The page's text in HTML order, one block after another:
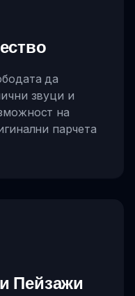
да
звуци и
на
парчета
Пейзажи